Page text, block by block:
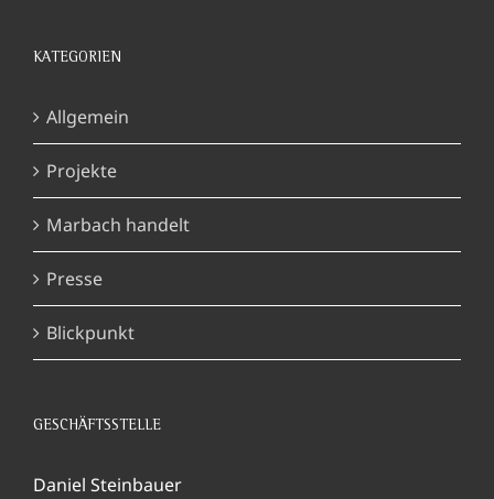
KATEGORIEN
Allgemein
Projekte
Marbach handelt
Presse
Blickpunkt
GESCHÄFTSSTELLE
Daniel Steinbauer